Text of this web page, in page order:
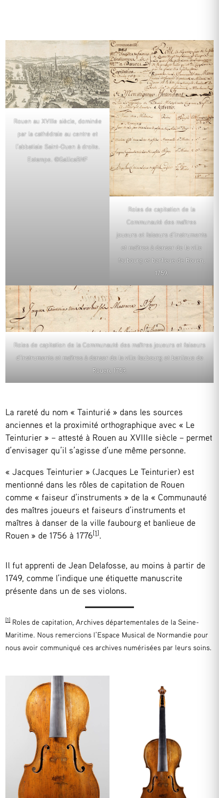
Rouen au XVIIIe siècle, dominée
par la cathédrale au centre et
l’abbatiale Saint-Ouen à droite.
Estampe. ©GallicaBNF
Roles de capitation de la
Communauté des maîtres
joueurs et faiseurs d’instruments
et maîtres à danser de la ville
faubourg et banlieue de Rouen,
1759.
Roles de capitation de la Communauté des maîtres joueurs et faiseurs
d’instruments et maîtres à danser de la ville faubourg et banlieue de
Rouen, 1759.
La rareté du nom « Tainturié » dans les sources
anciennes et la proximité orthographique avec « Le
Teinturier » – attesté à Rouen au XVIIIe siècle – permet
d’envisager qu’il s’agisse d’une même personne.
« Jacques Teinturier » (Jacques Le Teinturier) est
mentionné dans les rôles de capitation de Rouen
comme « faiseur d’instruments » de la « Communauté
des maîtres joueurs et faiseurs d’instruments et
maîtres à danser de la ville faubourg et banlieue de
Rouen » de 1756 à 1776[1].
Il fut apprenti de Jean Delafosse, au moins à partir de
1749, comme l’indique une étiquette manuscrite
présente dans un de ses violons.
[1]Roles de capitation, Archives départementales de la Seine-
Maritime. Nous remercions l’Espace Musical de Normandie pour
nous avoir communiqué ces archives numérisées par leurs soins.